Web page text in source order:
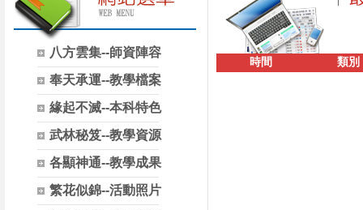
八方雲集--師資陣容
奉天承運--教學檔案
緣起不滅--本科特色
武林秘笈--教學資源
各顯神通--教學成果
繁花似錦--活動照片
時間 類別